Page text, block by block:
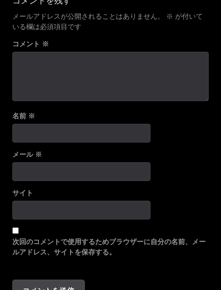
メールアドレスが公開されることはありません。 ※ が付いて
いる欄は必須項目です
コメント ※
名前 ※
メール ※
サイト
次回のコメントで使用するためブラウザーに自分の名前、メー
ルアドレス、サイトを保存する。